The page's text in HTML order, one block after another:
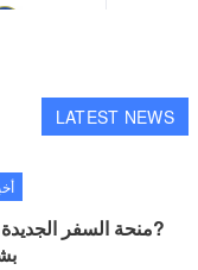
LATEST NEWS